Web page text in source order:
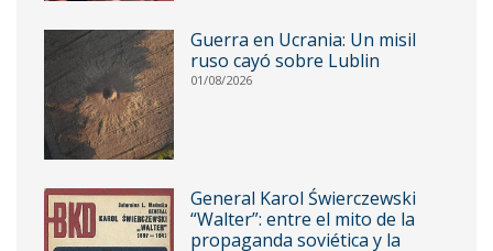
Guerra en Ucrania: Un misil
ruso cayó sobre Lublin
01/08/2026
General Karol Świerczewski
“Walter”: entre el mito de la
propaganda soviética y la